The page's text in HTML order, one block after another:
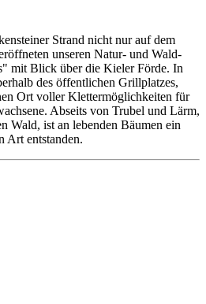
Strand nicht nur auf dem
unseren Natur- und Wald-
mit Blick über die Kieler Förde. In
des öffentlichen Grillplatzes,
Ort voller Klettermöglichkeiten für
Abseits von Trubel und Lärm,
Wald, ist an lebenden Bäumen ein
Art entstanden.